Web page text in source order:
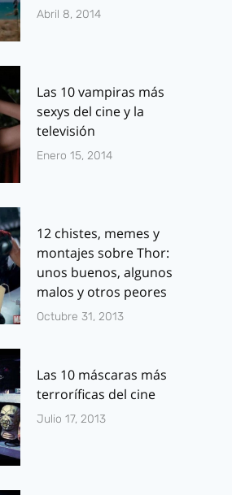
Abril 8, 2014
Las 10 vampiras más
sexys del cine y la
televisión
Enero 15, 2014
12 chistes, memes y
montajes sobre Thor:
unos buenos, algunos
malos y otros peores
Octubre 31, 2013
Las 10 máscaras más
terroríficas del cine
Julio 17, 2013